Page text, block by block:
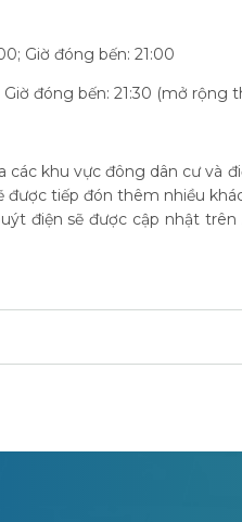
Giờ đóng bến: 21:00
đóng bến: 21:30 (mở rộng
các khu vực đông dân cư và
được tiếp đón thêm nhiều
điện sẽ được cập nhật